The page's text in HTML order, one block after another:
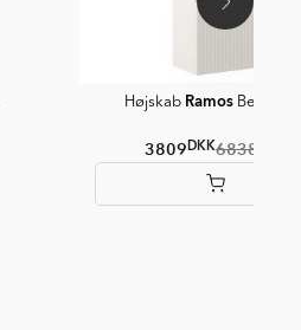
Højskab Ramos Beige
3809DKK6838